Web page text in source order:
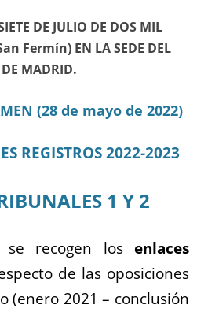
DE JULIO DE DOS MIL
Fermín) EN LA SEDE DEL
MADRID.
(28 de mayo de 2022)
REGISTROS 2022-2023
1 Y 2
se recogen los enlaces
de las oposiciones
(enero 2021 – conclusión